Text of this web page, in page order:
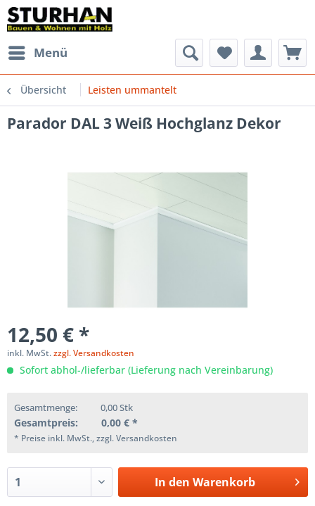
Menü
Übersicht Leisten ummantelt
Parador DAL 3 Weiß Hochglanz Dekor
12,50 € *
inkl. MwSt.zzgl. Versandkosten
Sofort abhol-/lieferbar (Lieferung nach Vereinbarung)
Gesamtmenge: 0,00Stk
Gesamtpreis: 0,00 € *
* Preise inkl. MwSt., zzgl. Versandkosten
In den Warenkorb